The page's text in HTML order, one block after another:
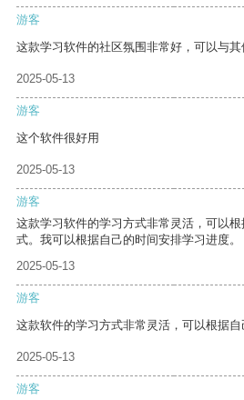
游客
这款学习软件的社区氛围非常好，可以与其
2025-05-13
游客
这个软件很好用
2025-05-13
游客
这款学习软件的学习方式非常灵活，可以
式。我可以根据自己的时间安排学习进度。
2025-05-13
游客
这款软件的学习方式非常灵活，可以根据自
2025-05-13
游客